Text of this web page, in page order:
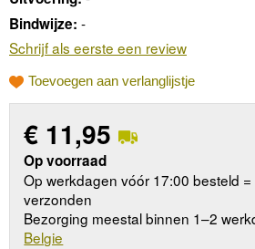
Bindwijze: -
Schrijf als eerste een review
Toevoegen aan verlanglijstje
€ 11,95
Op voorraad
Op werkdagen vóór 17:00 besteld
verzonden
Bezorging meestal binnen 1–2
Belgie